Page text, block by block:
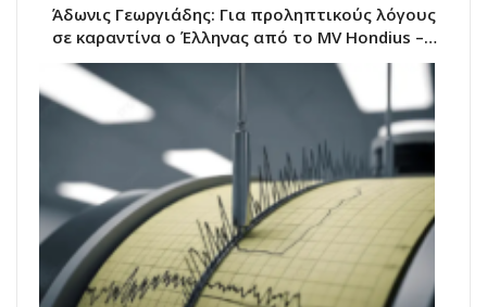
Άδωνις Γεωργιάδης: Για προληπτικούς λόγους
σε καραντίνα ο Έλληνας από το MV Hondius –…